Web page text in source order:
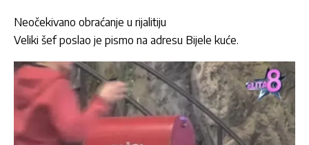
Neočekivano obraćanje u rijalitiju
Veliki šef poslao je pismo na adresu Bijele kuće.